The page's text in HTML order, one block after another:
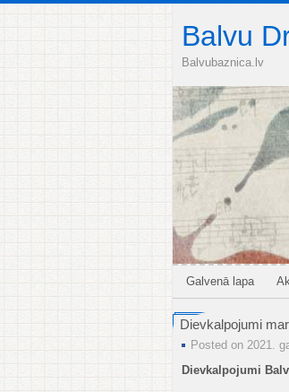
Balvu
Balvubaznica.lv
Galvenā lapa
Dievkalpojumi
Posted on 2021.
Dievkalpojumi